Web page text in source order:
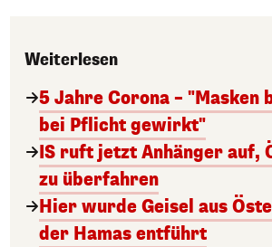
Weiterlesen
5 Jahre Corona – "Masken
bei Pflicht gewirkt"
IS ruft jetzt Anhänger auf,
zu überfahren
Hier wurde Geisel aus
der Hamas entführt